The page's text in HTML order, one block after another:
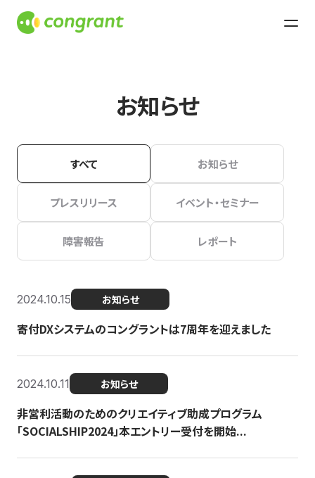
お知らせ
すべて お知らせ
プレスリリース イベント・セミナー
障害報告 レポート
2024.10.15 お知らせ
寄付DXシステムのコングラントは7周年を迎えました
2024.10.11 お知らせ
非営利活動のためのクリエイティブ助成プログラム
「SOCIALSHIP2024」本エントリー受付を開始...